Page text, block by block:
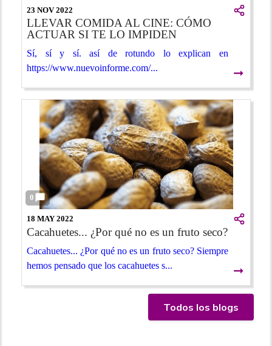
23 NOV 2022
LLEVAR COMIDA AL CINE: CÓMO
ACTUAR SI TE LO IMPIDEN
Sí, sí y sí. así de rotundo lo explican en
https://www.nuevoinforme.com/...
➞
0
18 MAY 2022
Cacahuetes... ¿Por qué no es un fruto seco?
Cacahuetes... ¿Por qué no es un fruto seco? Siempre
hemos pensado que los cacahuetes s...
➞
Todos los blogs